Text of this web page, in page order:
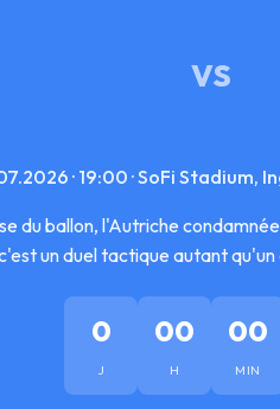
VS
· 19:00 · SoFi Stadium,
du ballon, l'Autriche
un duel tactique autant qu'un
0
J
00
H
00
MIN